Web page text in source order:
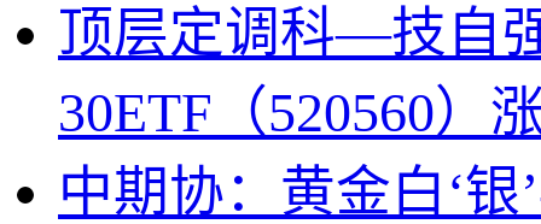
顶层定调科—技自
30ETF（520560）
中期协：黄金白‘